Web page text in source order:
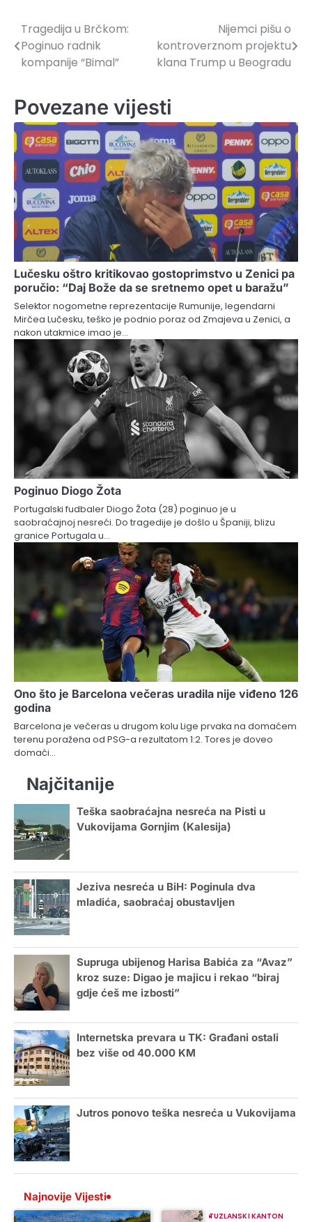
Navigacija
članaka
Tragedija u Brčkom:
Poginuo radnik
kompanije “Bimal”
Nijemci pišu o
kontroverznom projektu
klana Trump u Beogradu
Povezane vijesti
Lučesku oštro kritikovao gostoprimstvo u Zenici pa
poručio: “Daj Bože da se sretnemo opet u baražu”
Selektor nogometne reprezentacije Rumunije, legendarni
Mirčea Lučesku, teško je podnio poraz od Zmajeva u Zenici, a
nakon utakmice imao je…
Poginuo Diogo Žota
Portugalski fudbaler Diogo Žota (28) poginuo je u
saobraćajnoj nesreći. Do tragedije je došlo u Španiji, blizu
granice Portugala u…
Ono što je Barcelona večeras uradila nije viđeno 126
godina
Barcelona je večeras u drugom kolu Lige prvaka na domaćem
terenu poražena od PSG-a rezultatom 1:2. Tores je doveo
domaći…
Najčitanije
Teška saobraćajna nesreća na Pisti u
Vukovijama Gornjim (Kalesija)
Jeziva nesreća u BiH: Poginula dva
mladića, saobraćaj obustavljen
Supruga ubijenog Harisa Babića za “Avaz”
kroz suze: Digao je majicu i rekao “biraj
gdje ćeš me izbosti”
Internetska prevara u TK: Građani ostali
bez više od 40.000 KM
Jutros ponovo teška nesreća u Vukovijama
Najnovije Vijesti
TUZLANSKI KANTON